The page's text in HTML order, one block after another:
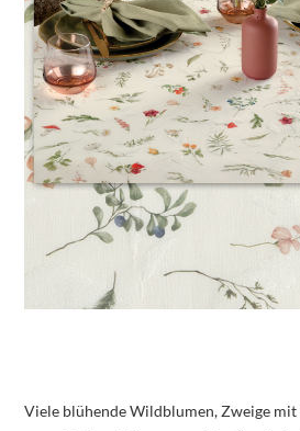
Viele blühende Wildblumen, Zweige mit